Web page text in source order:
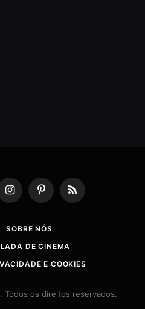
InstagramPinterestRSS
SOBRE NÓS
DE CINEMA
E COOKIES
Todos os direitos reservados.